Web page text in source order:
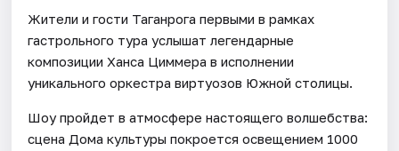
Жители и гости Таганрога первыми в рамках
гастрольного тура услышат легендарные
композиции Ханса Циммера в исполнении
уникального оркестра виртуозов Южной столицы.
Шоу пройдет в атмосфере настоящего волшебства:
сцена Дома культуры покроется освещением 1000